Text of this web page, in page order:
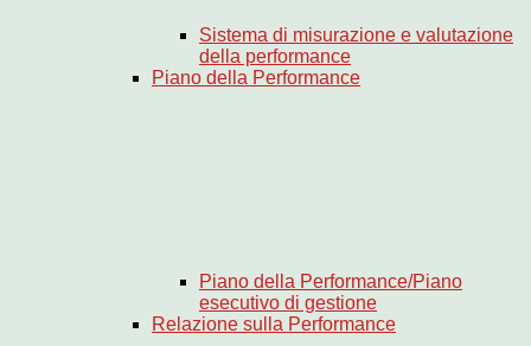
Sistema di misurazione e valutazione
della performance
Piano della Performance
Piano della Performance/Piano
esecutivo di gestione
Relazione sulla Performance